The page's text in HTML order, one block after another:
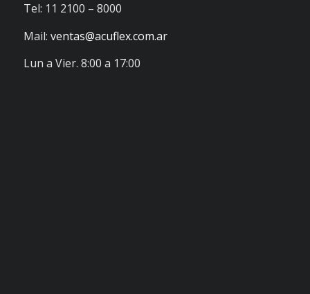
Tel: 11 2100 – 8000
Mail: ventas@acuflex.com.ar
Lun a Vier. 8:00 a 17:00